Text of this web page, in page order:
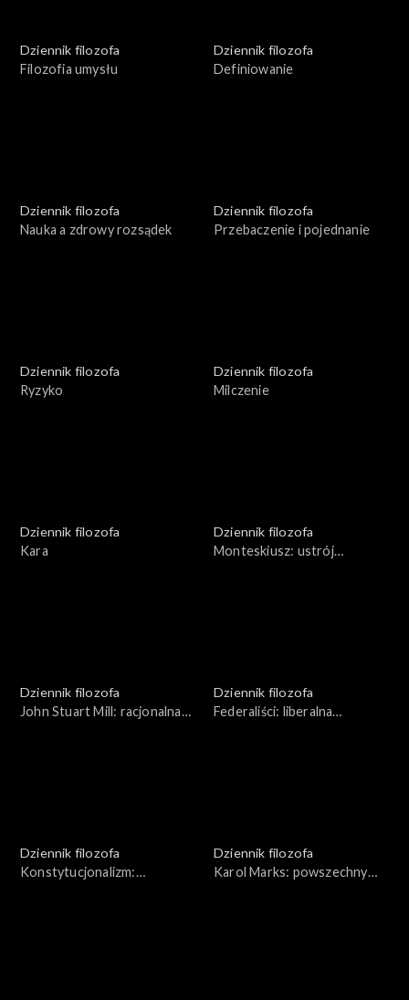
Dziennik filozofa
Filozofia umysłu
Dziennik filozofa
Definiowanie
Dziennik filozofa
Nauka a zdrowy rozsądek
Dziennik filozofa
Przebaczenie i pojednanie
Dziennik filozofa
Ryzyko
Dziennik filozofa
Milczenie
Dziennik filozofa
Kara
Dziennik filozofa
Monteskiusz: ustrój
Dziennik filozofa
John Stuart Mill: racjonalna
Dziennik filozofa
Federaliści: liberalna
Dziennik filozofa
Konstytucjonalizm:
Dziennik filozofa
Karol Marks: powszechny